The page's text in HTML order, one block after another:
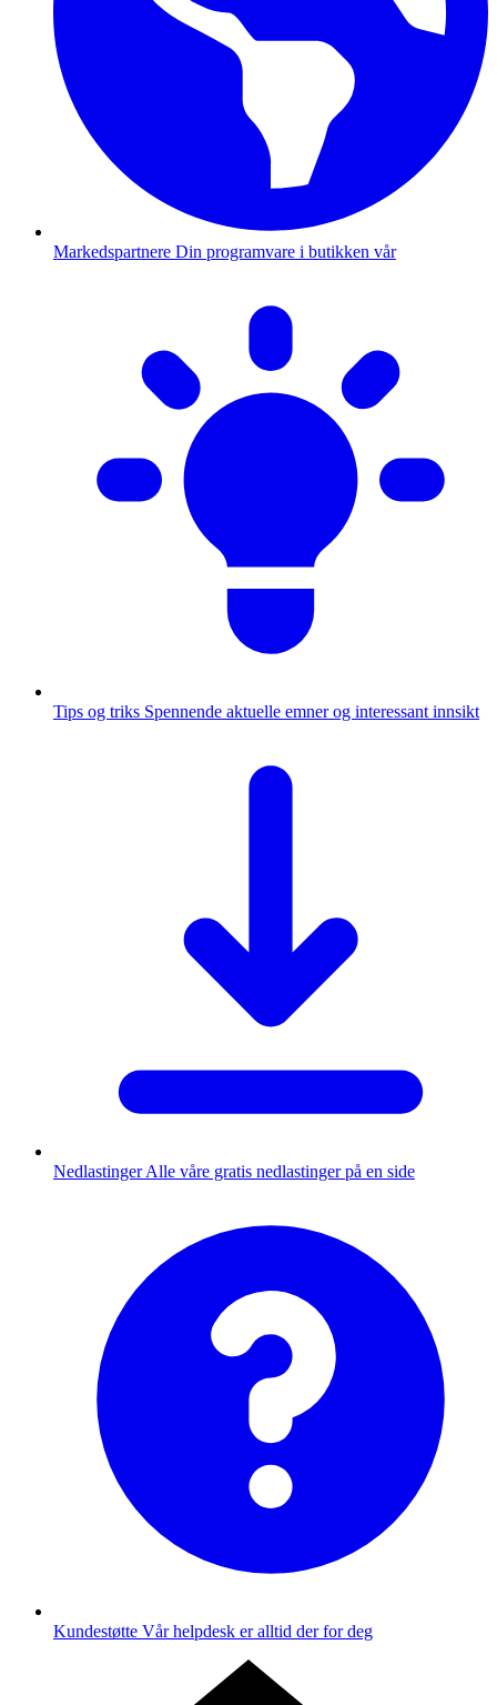
Markedspartnere Din programvare i butikken vår
Tips og triks Spennende aktuelle emner og interessant innsikt
Nedlastinger Alle våre gratis nedlastinger på en side
Kundestøtte Vår helpdesk er alltid der for deg